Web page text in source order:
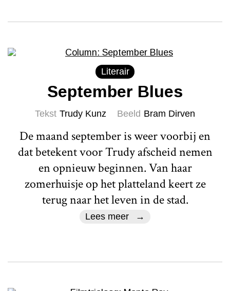
Literair
September Blues
Tekst Trudy Kunz Beeld Bram Dirven
De maand september is weer voorbij en
dat betekent voor Trudy afscheid nemen
en opnieuw beginnen. Van haar
zomerhuisje op het platteland keert ze
terug naar het leven in de stad.
Lees meer